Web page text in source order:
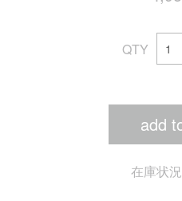
QTY
add
在庫状